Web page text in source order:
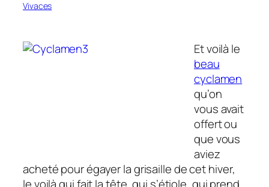
Vivaces
Et voilà le
beau
cyclamen
qu’on
vous avait
offert ou
que vous
aviez
acheté pour égayer la grisaille de cet hiver,